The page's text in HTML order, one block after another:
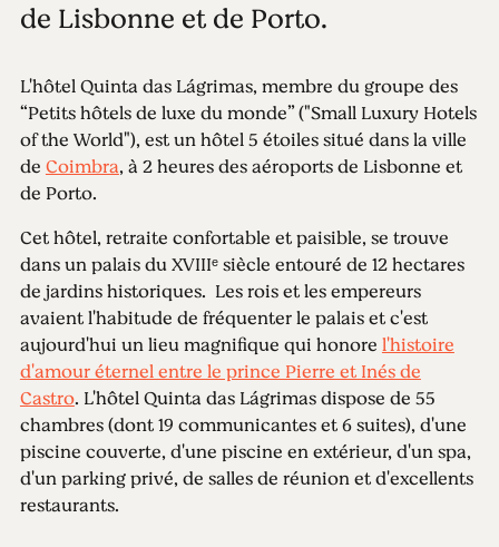
de Lisbonne et de Porto.
L'hôtel Quinta das Lágrimas, membre du groupe des
“Petits hôtels de luxe du monde” ("Small Luxury Hotels
of the World"), est un hôtel 5 étoiles situé dans la ville
de Coimbra, à 2 heures des aéroports de Lisbonne et
de Porto.
Cet hôtel, retraite confortable et paisible, se trouve
dans un palais du XVIIIᵉ siècle entouré de 12 hectares
de jardins historiques. Les rois et les empereurs
avaient l'habitude de fréquenter le palais et c'est
aujourd'hui un lieu magnifique qui honore l'histoire
d'amour éternel entre le prince Pierre et Inés de
Castro. L'hôtel Quinta das Lágrimas dispose de 55
chambres (dont 19 communicantes et 6 suites), d'une
piscine couverte, d'une piscine en extérieur, d'un spa,
d'un parking privé, de salles de réunion et d'excellents
restaurants.